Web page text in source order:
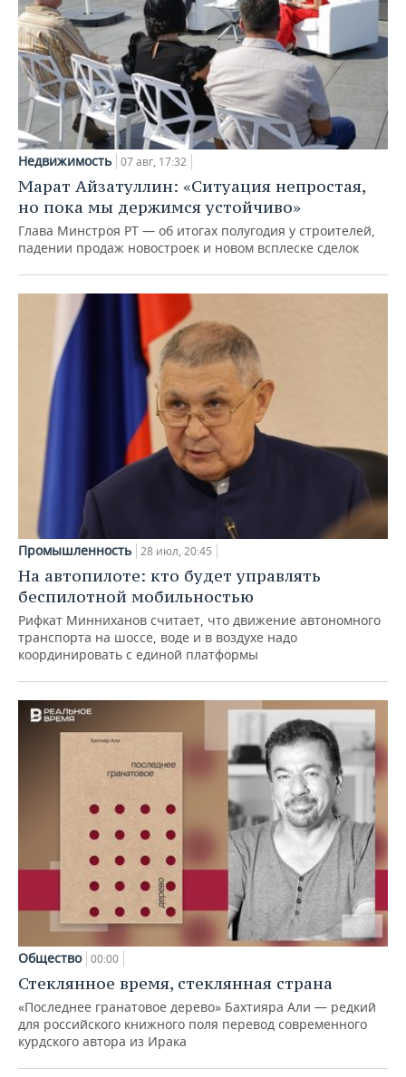
Недвижимость 07 авг, 17:32
Марат Айзатуллин: «Ситуация непростая,
но пока мы держимся устойчиво»
Глава Минстроя РТ — об итогах полугодия у строителей,
падении продаж новостроек и новом всплеске сделок
Промышленность 28 июл, 20:45
На автопилоте: кто будет управлять
беспилотной мобильностью
Рифкат Минниханов считает, что движение автономного
транспорта на шоссе, воде и в воздухе надо
координировать с единой платформы
Общество 00:00
Стеклянное время, стеклянная страна
«Последнее гранатовое дерево» Бахтияра Али — редкий
для российского книжного поля перевод современного
курдского автора из Ирака